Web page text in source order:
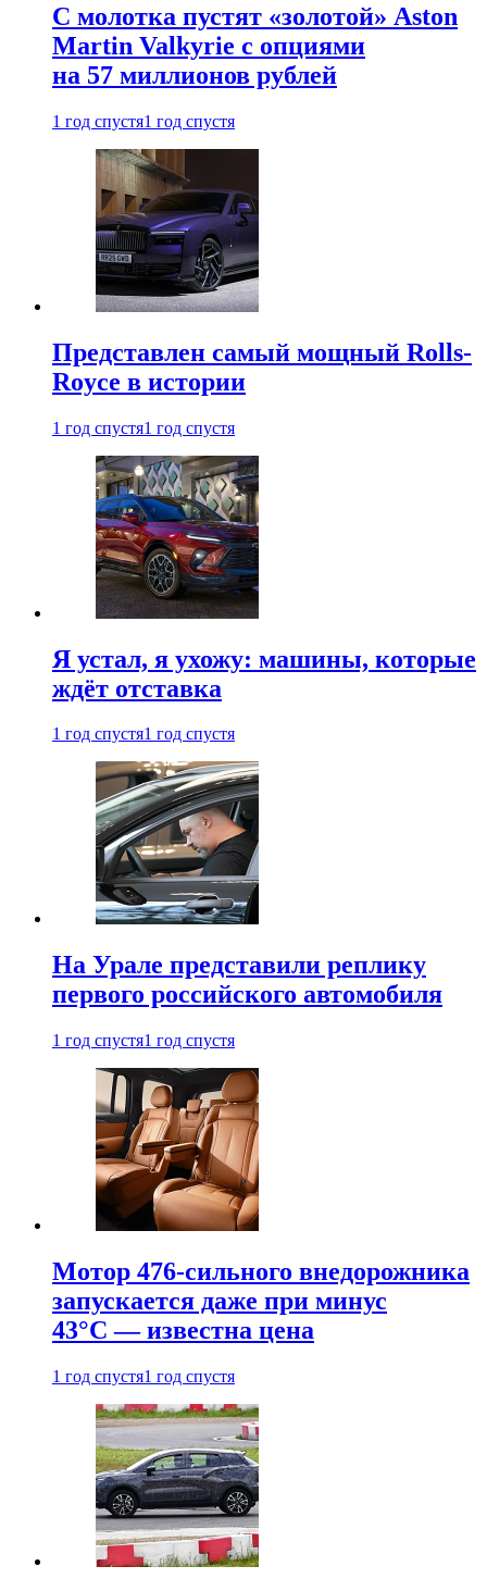
С молотка пустят «золотой» Aston
Martin Valkyrie с опциями
на 57 миллионов рублей
1 год спустя1 год спустя
Представлен самый мощный Rolls-
Royce в истории
1 год спустя1 год спустя
Я устал, я ухожу: машины, которые
ждёт отставка
1 год спустя1 год спустя
На Урале представили реплику
первого российского автомобиля
1 год спустя1 год спустя
Мотор 476-сильного внедорожника
запускается даже при минус
43°С — известна цена
1 год спустя1 год спустя